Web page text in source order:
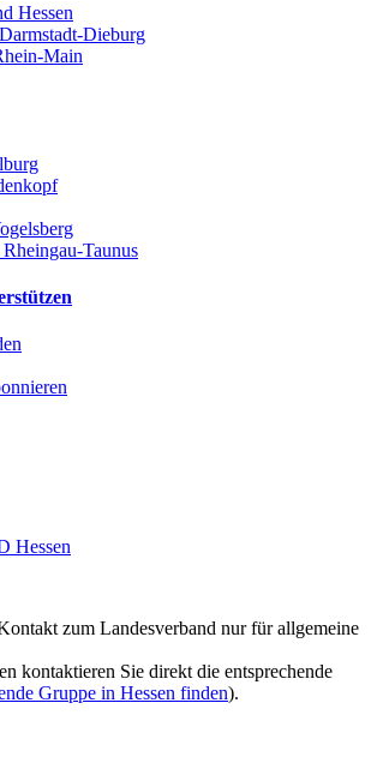
Hessen
Dieburg
Main
Taunus
Hessen
zum Landesverband nur für allgemeine
kontaktieren Sie direkt die entsprechende
Gruppe in Hessen finden).